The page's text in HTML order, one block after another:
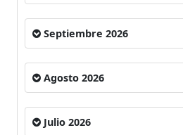
Septiembre 2026
Agosto 2026
Julio 2026